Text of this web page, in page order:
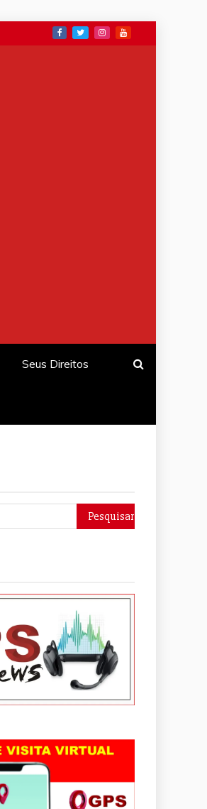
Seus Direitos